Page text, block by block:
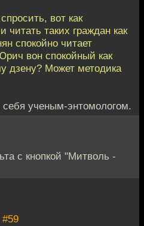
вот как
читать таких граждан как
спокойно читает
вон спокойный как
дзену? Может методика
себя ученым-энтомологом.
с кнопкой "Митволь -
#59